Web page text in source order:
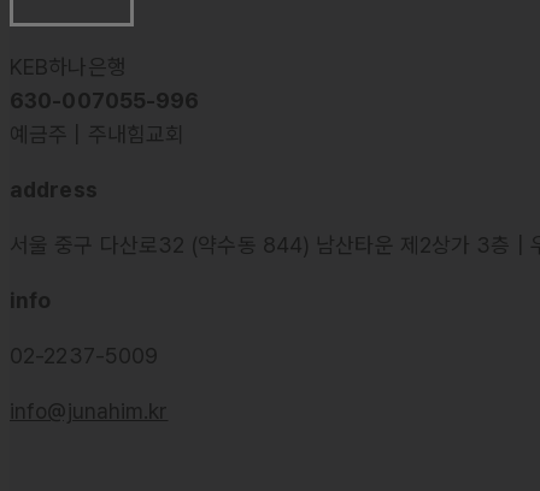
KEB하나은행
630-007055-996
예금주 | 주내힘교회
address
서울 중구 다산로32 (약수동 844) 남산타운 제2상가 3층 |
info
02-2237-5009
info@junahim.kr